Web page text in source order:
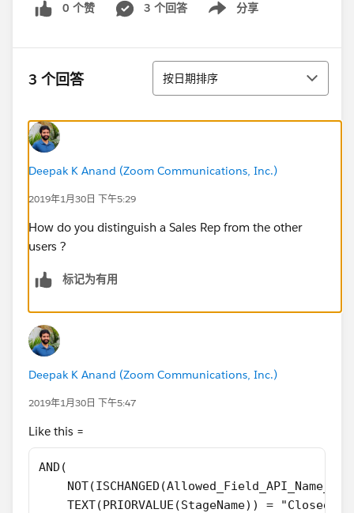
0 个赞 3 个回答 分享
Show menu
3 个回答 排序
按日期排序
Deepak K Anand (‎‎‎‎‎‎Zoom Communications, Inc.)
2019年1月30日 下午5:29
How do you distinguish a Sales Rep from the other
users ?
标记为有用
Deepak K Anand (‎‎‎‎‎‎Zoom Communications, Inc.)
2019年1月30日 下午5:47
Like this =
AND(
TEXT(PRIORVALUE(StageName)) = "Closed